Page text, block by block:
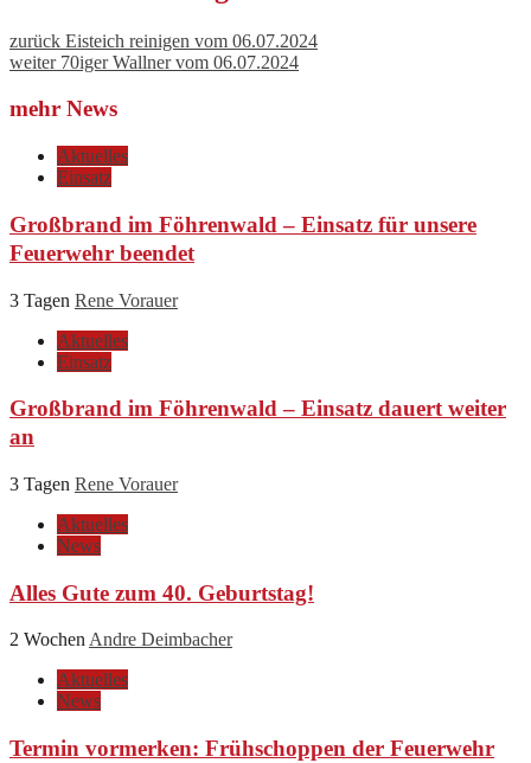
zurück Eisteich reinigen vom 06.07.2024
weiter70iger Wallner vom 06.07.2024
mehr News
Aktuelles
Einsatz
Großbrand im Föhrenwald – Einsatz für unsere
Feuerwehr beendet
3 Tagen Rene Vorauer
Aktuelles
Einsatz
Großbrand im Föhrenwald – Einsatz dauert weiter
an
3 Tagen Rene Vorauer
Aktuelles
News
Alles Gute zum 40. Geburtstag!
2 Wochen Andre Deimbacher
Aktuelles
News
Termin vormerken: Frühschoppen der Feuerwehr